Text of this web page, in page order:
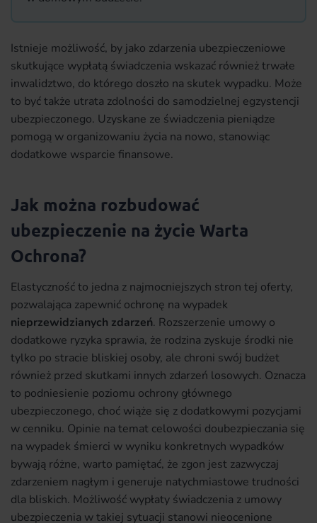
Istnieje możliwość, by jako zdarzenia ubezpieczeniowe
skutkujące wypłatą świadczenia wskazać również trwałe
inwalidztwo, do którego doszło na skutek wypadku. Może
to być także utrata zdolności do samodzielnej egzystencji
ubezpieczonego. Uzyskane ze świadczenia pieniądze
pomogą w organizowaniu życia na nowo, stanowiąc
dodatkowe wsparcie finansowe.
Jak można rozbudować
ubezpieczenie na życie Warta
Ochrona?
Elastyczność to jedna z najmocniejszych stron tej oferty,
pozwalająca zapewnić ochronę na wypadek
nieprzewidzianych zdarzeń. Rozszerzenie umowy o
dodatkowe ryzyka sprawia, że rodzina zyskuje środki nie
tylko po stracie bliskiej osoby, ale chroni swój budżet
również przed skutkami innych zdarzeń losowych. Oznacza
to podniesienie poziomu ochrony głównego
ubezpieczonego, choć wiąże się z dodatkowymi pozycjami
w cenniku. Opinie na temat celowości doubezpieczania się
na wypadek śmierci w wyniku konkretnych wypadków
bywają różne, warto pamiętać, że zgon jest zazwyczaj
zdarzeniem nagłym i generuje natychmiastowe trudności
dla bliskich. Możliwość wypłaty świadczenia z umowy
ubezpieczenia w takiej sytuacji stanowi nieocenione